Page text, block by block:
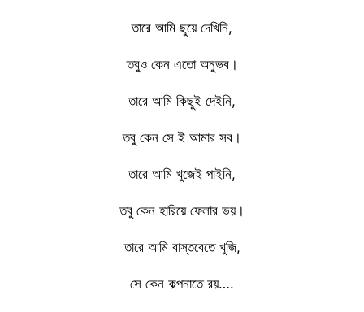
তারে আমি ছুয়ে দেখিনি,
তবুও কেন এতো অনুভব।
তারে আমি কিছুই দেইনি,
তবু কেন সে ই আমার সব।
তারে আমি খুজেই পাইনি,
তবু কেন হারিয়ে ফেলার ভয়।
তারে আমি বাস্তবেতে খুজি,
সে কেন কল্পনাতে রয়….